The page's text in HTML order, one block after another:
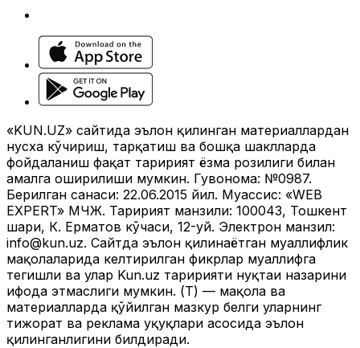
«KUN.UZ» сайтида эълон қилинган материаллардан
нусха кўчириш, тарқатиш ва бошқа шаклларда
фойдаланиш фақат таҳририят ёзма розилиги билан
амалга оширилиши мумкин. Гувоҳнома: №0987.
Берилган санаси: 22.06.2015 йил. Муассис: «WEB
EXPERT» МЧЖ. Таҳририят манзили: 100043, Тошкент
шаҳри, К. Ерматов кўчаси, 12-уй. Электрон манзил:
info@kun.uz. Сайтда эълон қилинаётган муаллифлик
мақолаларида келтирилган фикрлар муаллифга
тегишли ва улар Kun.uz таҳририяти нуқтаи назарини
ифода этмаслиги мумкин. (Т) — мақола ва
материалларда қўйилган мазкур белги уларнинг
тижорат ва реклама ҳуқуқлари асосида эълон
қилинганлигини билдиради.